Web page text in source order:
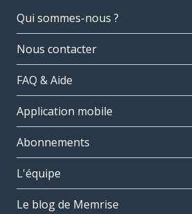
Qui sommes-nous ?
Nous contacter
FAQ & Aide
Application mobile
Abonnements
L'équipe
Le blog de Memrise